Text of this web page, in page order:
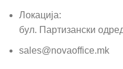
Локација:
бул. Партизански
sales@novaoffice.mk